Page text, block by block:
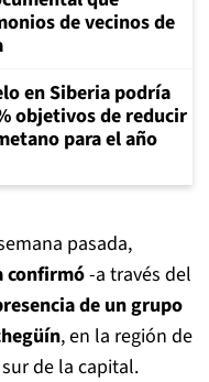
de vecinos de
en Siberia podría
objetivos de reducir
para el año
pasada,
confirmó-a través del
de un grupo
, en la región de
de la capital.